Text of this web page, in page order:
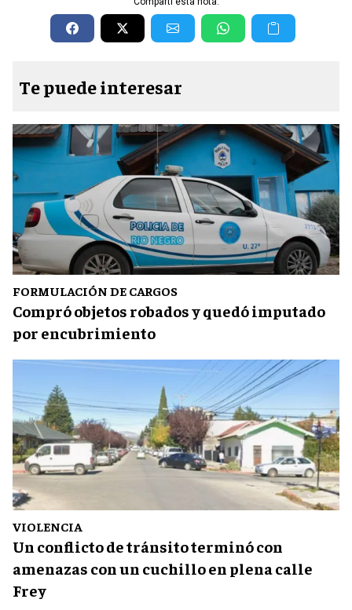
Te puede interesar
FORMULACIÓN DE CARGOS
Compró objetos robados y quedó imputado
por encubrimiento
VIOLENCIA
Un conflicto de tránsito terminó con
amenazas con un cuchillo en plena calle
Frey